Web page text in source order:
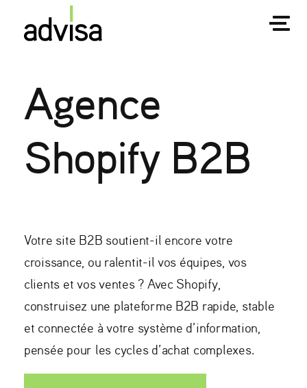
Agence
Shopify B2B
Votre site B2B soutient-il encore votre
croissance, ou ralentit-il vos équipes, vos
clients et vos ventes ? Avec Shopify,
construisez une plateforme B2B rapide, stable
et connectée à votre système d’information,
pensée pour les cycles d’achat complexes.